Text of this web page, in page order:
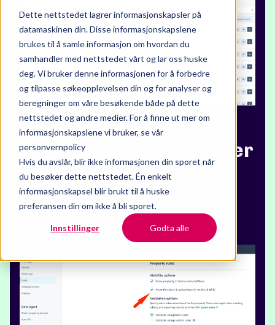
Dette nettstedet lagrer informasjonskapsler på
datamaskinen din. Disse informasjonskapslene
brukes til å samle informasjon om hvordan du
samhandler med nettstedet vårt og lar oss huske
deg. Vi bruker denne informasjonen for å forbedre
og tilpasse søkeopplevelsen din og for analyser og
beregninger om våre besøkende både på dette
nettstedet og andre medier. For å finne ut mer om
informasjonskapslene vi bruker, se vår
personvernpolicy
Hvis du avslår, blir ikke informasjonen din sporet når
du besøker dette nettstedet. Én enkelt
informasjonskapsel blir brukt til å huske
preferansen din om ikke å bli sporet.
Innstillinger Godta alle
Få ukentlig e-post med
selskaper som vurderer
å kjøpe
Les mer